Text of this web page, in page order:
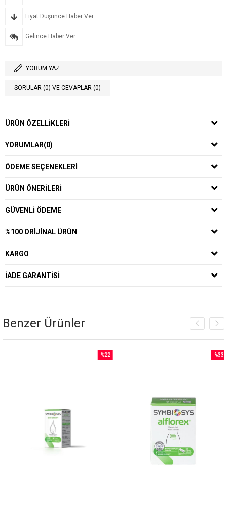
Fiyat Düşünce Haber Ver
Gelince Haber Ver
YORUM YAZ
SORULAR (0) VE CEVAPLAR (0)
ÜRÜN ÖZELLIKLERI
YORUMLAR(0)
ÖDEME SEÇENEKLERI
ÜRÜN ÖNERILERI
GÜVENLI ÖDEME
%100 ORIJINAL ÜRÜN
KARGO
İADE GARANTISI
Benzer Ürünler
%22
%33